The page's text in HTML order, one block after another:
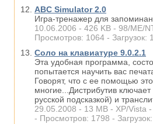
ABC Simulator 2.0
Игра-тренажер для
10.06.2006 - 426 KB - 98/ME/
Просмотров: 1064 - Загрузок:
Соло на клавиатуре 9.0.2.1
Эта удобная программа,
попытается научить вас
Говорят, что с ее помощью
многие...Дистрибутив
русской подсказкой) и
29.05.2008 - 13 MB - XP/Vista
- Просмотров: 1798 -